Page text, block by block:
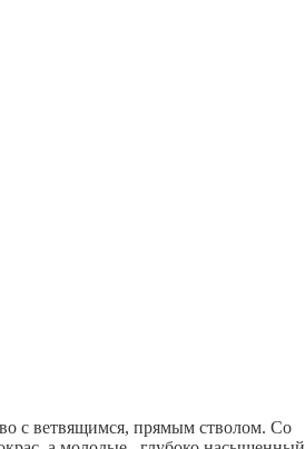
с ветвящимся, прямым стволом. Со